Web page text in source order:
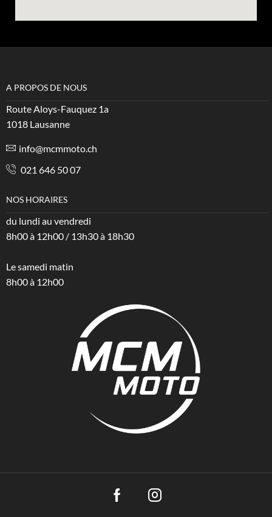
A PROPOS DE NOUS
Route Aloys-Fauquez 1a
1018 Lausanne
info@mcmmoto.ch
021 646 50 07
NOS HORAIRES
du lundi au vendredi
8h00 à 12h00 / 13h30 à 18h30
Le samedi matin
8h00 à 12h00